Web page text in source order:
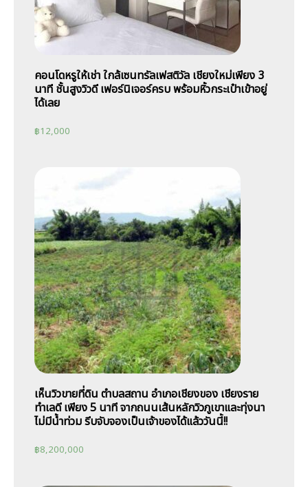
คอนโดหรูให้เช่า ใกล้เซนทรัลเฟสติวัล เชียงใหม่เพียง 3
นาที ชั้นสูงวิวดี เฟอร์นิเจอร์ครบ พร้อมหิ้วกระเป๋าเข้าอยู่
ได้เลย
฿12,000
เห็นวิวขายที่ดิน ตำบลสถาน อำเภอเชียงของ เชียงราย
ทำเลดี เพียง 5 นาที จากถนนเส้นหลักวิวภูเขาและทุ่งนา
ไม่มีน้ำท่วม รีบจับจองเป็นเจ้าของได้แล้ววันนี้!!
฿8,200,000